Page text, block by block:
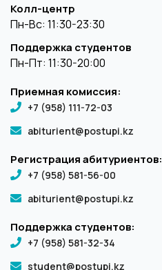
Колл-центр
Пн-Вс: 11:30-23:30
Поддержка студентов
Пн-Пт: 11:30-20:00
Приемная комиссия:
+7 (958) 111-72-03
abiturient@postupi.kz
Регистрация абитуриентов:
+7 (958) 581-56-00
abiturient@postupi.kz
Поддержка студентов:
+7 (958) 581-32-34
student@postupi.kz